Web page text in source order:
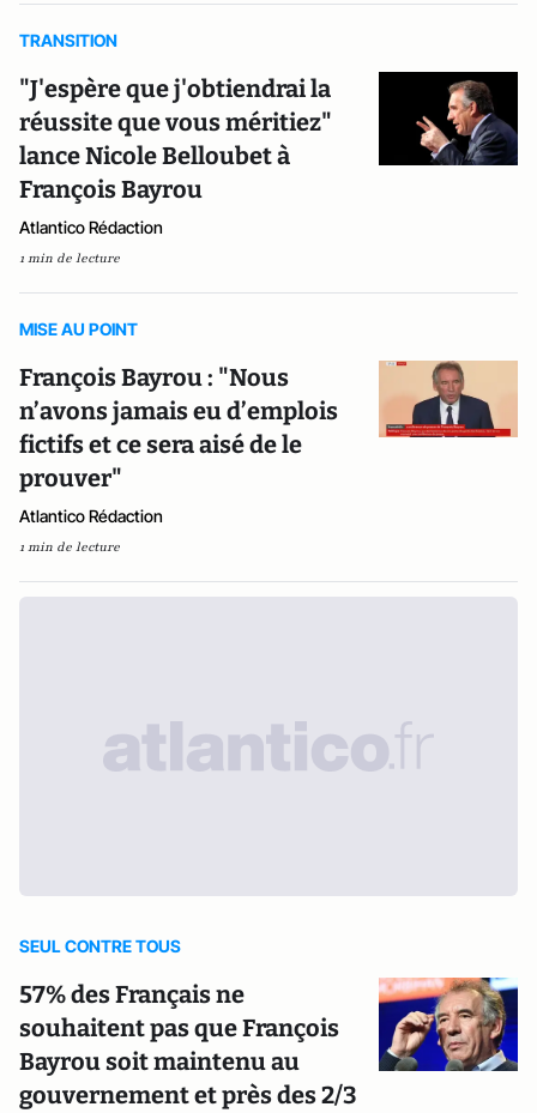
TRANSITION
"J'espère que j'obtiendrai la
réussite que vous méritiez"
lance Nicole Belloubet à
François Bayrou
Atlantico Rédaction
1 min de lecture
MISE AU POINT
François Bayrou : "Nous
n’avons jamais eu d’emplois
fictifs et ce sera aisé de le
prouver"
Atlantico Rédaction
1 min de lecture
SEUL CONTRE TOUS
57% des Français ne
souhaitent pas que François
Bayrou soit maintenu au
gouvernement et près des 2/3